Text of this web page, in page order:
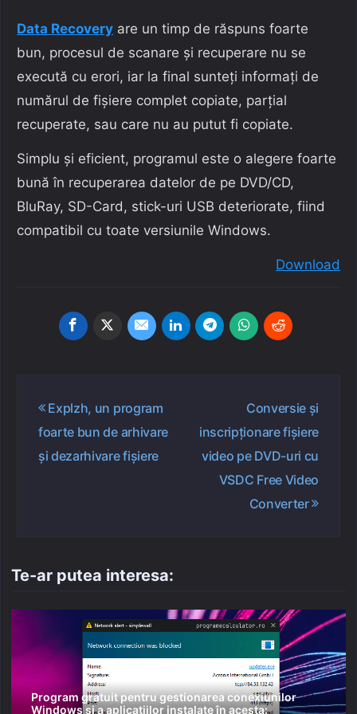
Data Recovery are un timp de răspuns foarte
bun, procesul de scanare și recuperare nu se
execută cu erori, iar la final sunteți informați de
numărul de fișiere complet copiate, parțial
recuperate, sau care nu au putut fi copiate.
Simplu și eficient, programul este o alegere foarte
bună în recuperarea datelor de pe DVD/CD,
BluRay, SD-Card, stick-uri USB deteriorate, fiind
compatibil cu toate versiunile Windows.
Download
Navigare
articole
Explzh, un program
foarte bun de arhivare
și dezarhivare fișiere
Conversie și
inscripționare fișiere
video pe DVD-uri cu
VSDC Free Video
Converter
Te-ar putea interesa:
Program gratuit pentru gestionarea conexiunilor
Windows și a aplicațiilor instalate în acesta: